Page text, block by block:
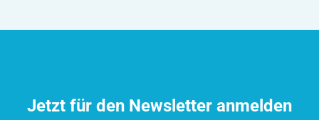
Jetzt für den Newsletter anmelden